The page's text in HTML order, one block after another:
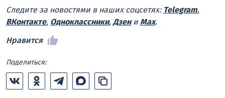
Следите за новостями в наших соцсетях: Telegram,
ВКонтакте, Одноклассники, Дзени Max.
Нравится
Поделиться: